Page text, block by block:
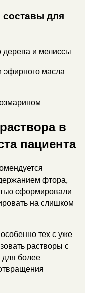
для
и мелиссы
масла
в
пациента
фтора,
сформировали
на слишком
тех с уже
растворы с
более